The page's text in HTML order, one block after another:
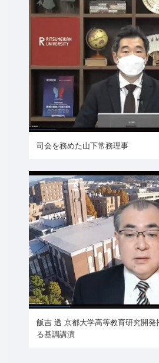
司会を務めた山下常務理事
飯吉 透 京都大学高等教育研究開発
る基調講演